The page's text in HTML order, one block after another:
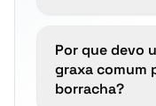
Por que devo
graxa comum
borracha?